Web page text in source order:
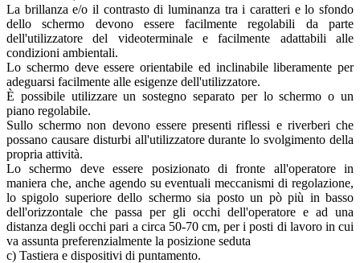
La brillanza e/o il contrasto di luminanza tra i caratteri e lo sfondo
dello schermo devono essere facilmente regolabili da parte
dell'utilizzatore del videoterminale e facilmente adattabili alle
condizioni ambientali.
Lo schermo deve essere orientabile ed inclinabile liberamente per
adeguarsi facilmente alle esigenze dell'utilizzatore.
È possibile utilizzare un sostegno separato per lo schermo o un
piano regolabile.
Sullo schermo non devono essere presenti riflessi e riverberi che
possano causare disturbi all'utilizzatore durante lo svolgimento della
propria attività.
Lo schermo deve essere posizionato di fronte all'operatore in
maniera che, anche agendo su eventuali meccanismi di regolazione,
lo spigolo superiore dello schermo sia posto un pò più in basso
dell'orizzontale che passa per gli occhi dell'operatore e ad una
distanza degli occhi pari a circa 50-70 cm, per i posti di lavoro in cui
va assunta preferenzialmente la posizione seduta
c) Tastiera e dispositivi di puntamento.